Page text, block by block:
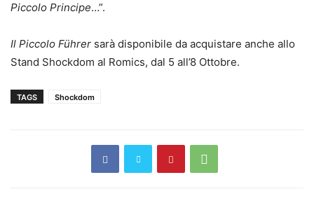
Piccolo Principe…”.
Il Piccolo Führer sarà disponibile da acquistare anche allo
Stand Shockdom al Romics, dal 5 all’8 Ottobre.
TAGS Shockdom